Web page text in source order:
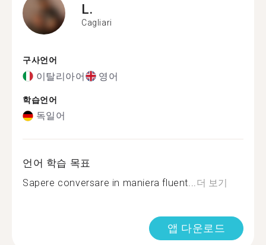
L.
Cagliari
구사언어
이탈리아어 영어
학습언어
독일어
언어 학습 목표
Sapere conversare in maniera fluent...더 보기
앱 다운로드